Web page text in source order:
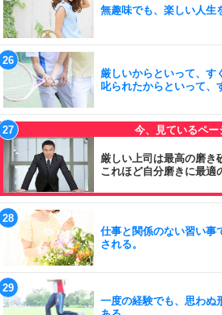
無趣味でも、楽しい人生
厳しいからといって、す
叱られたからといって、
厳しい上司は最高の磨き
これほど自分磨きに最適
仕事と関係のない習い事
される。
一度の経験でも、思わぬ